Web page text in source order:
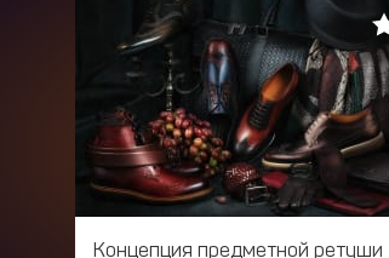
Концепция предметной ретуши